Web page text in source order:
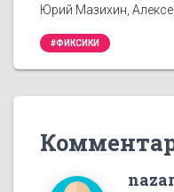
Юрий Мазихин,
#ФИКСИКИ